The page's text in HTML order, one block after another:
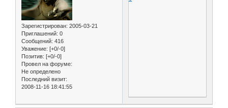
Зарегистрирован: 2005-03-21
Приглашений: 0
Сообщений: 416
Уважение: [+0/-0]
Позитив: [+0/-0]
Провел на форуме:
Не определено
Последний визит:
2008-11-16 18:41:55